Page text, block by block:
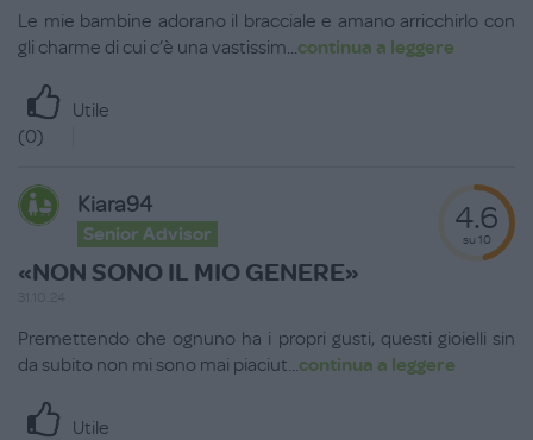
Le mie bambine adorano il bracciale e amano arricchirlo con
gli charme di cui c’è una vastissim...continua a leggere
Utile
(0)
Kiara94
Senior Advisor
«NON SONO IL MIO GENERE»
4.6
su 10
Premettendo che ognuno ha i propri gusti, questi gioielli sin
da subito non mi sono mai piaciut...continua a leggere
Utile